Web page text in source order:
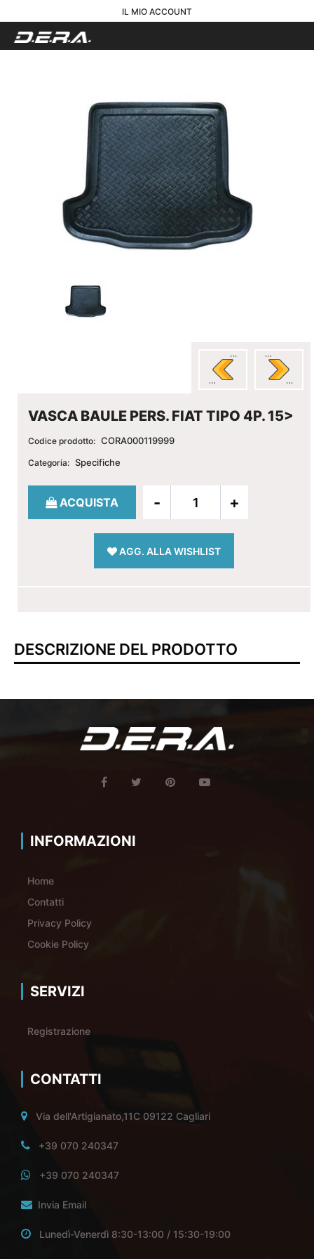
IL MIO ACCOUNT
VASCA BAULE PERS. FIAT TIPO 4P. 15>
Codice prodotto: CORA000119999
Categoria: Specifiche
Quantità
ACQUISTA
AGG. ALLA WISHLIST
DESCRIZIONE DEL PRODOTTO
INFORMAZIONI
Home
Contatti
Privacy Policy
Cookie Policy
SERVIZI
Registrazione
CONTATTI
Via dell'Artigianato,11C 09122 Cagliari
+39 070 240347
+39 070 240347
Invia Email
Lunedì-Venerdì 8:30-13:00 / 15:30-19:00